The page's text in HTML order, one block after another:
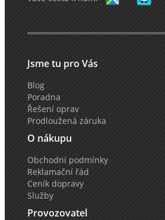
Jsme tu pro Vás
Blog
Poradna
Řešení oprav
Prodloužená záruka
O nákupu
Obchodní podmínky
Reklamační řád
Ceník dopravy
Služby
Provozovatel